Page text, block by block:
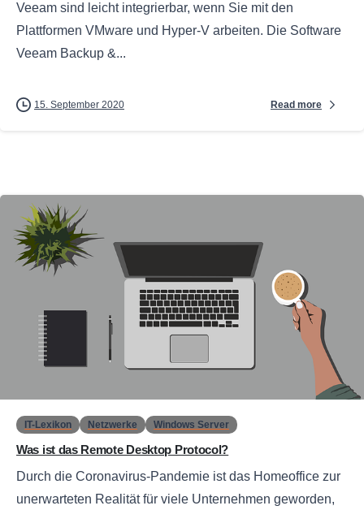
Veeam sind leicht integrierbar, wenn Sie mit den
Plattformen VMware und Hyper-V arbeiten. Die Software
Veeam Backup &...
15. September 2020 Read more
0
IT-Lexikon Netzwerke Windows Server
Was ist das Remote Desktop Protocol?
Durch die Coronavirus-Pandemie ist das Homeoffice zur
unerwarteten Realität für viele Unternehmen geworden,